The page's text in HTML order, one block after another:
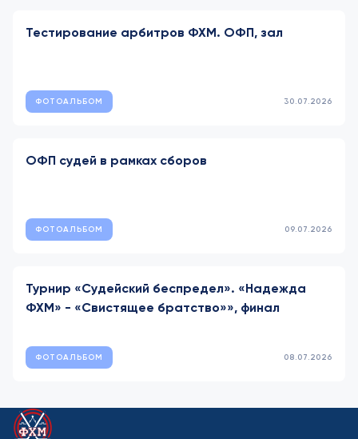
Тестирование арбитров ФХМ. ОФП, зал
ФОТОАЛЬБОМ 30.07.2026
ОФП судей в рамках сборов
ФОТОАЛЬБОМ 09.07.2026
Турнир «Судейский беспредел». «Надежда
ФХМ» - «Свистящее братство»», финал
ФОТОАЛЬБОМ 08.07.2026